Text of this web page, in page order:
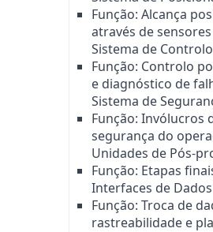
Função: Alcança
através de
Sistema de
Função: Controlo
e diagnóstico de
Sistema de
Função: Invólucros
segurança do
Unidades de Pós-
Função: Etapas
Interfaces de
Função: Troca de
rastreabilidade e